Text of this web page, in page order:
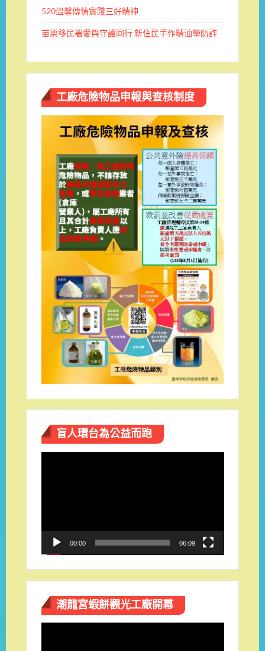
520溫馨傳情實踐三好精神
苗栗移民署愛與守護同行 新住民手作精油學防詐
工廠危險物品申報與查核制度
盲人環台​為公益而跑
00:00 06:09
潮龍宮蝦餅觀光工廠開幕